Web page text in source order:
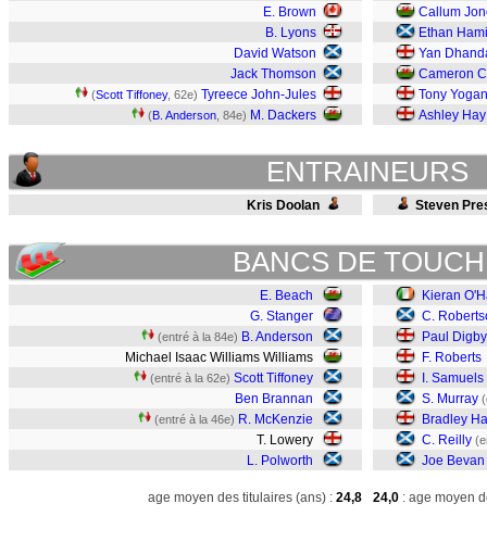
E. Brown
B. Lyons
David Watson
Jack Thomson
(Scott Tiffoney, 62e) Tyreece John-Jules
(B. Anderson , 84e) M. Dackers
Callum
Ethan
Yan
Cameron
Tony
Ashley Hay
ENTRAINEURS
Kris Doolan Steven
BANCS DE
E. Beach
G. Stanger
(entré à la 84e) B. Anderson
Michael Isaac Williams Williams
(entré à la 62e) Scott Tiffoney
Ben Brannan
(entré à la 46e) R. McKenzie
T. Lowery
L. Polworth
Kieran
C.
Paul Digby
F. Roberts
I. Samuels
S. Murray
Bradley
C. Reilly
Joe Bevan
age moyen des titulaires (ans) : 24,8 24,0 : age moyen